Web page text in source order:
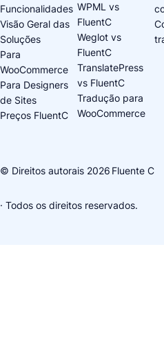
Funcionalidades
Visão Geral das
Soluções
Para
WooCommerce
Para Designers
de Sites
Preços FluentC
WPML vs
FluentC
Weglot vs
FluentC
TranslatePress
vs FluentC
Tradução para
WooCommerce
© Direitos autorais 2026 Fluente C
· Todos os direitos reservados.